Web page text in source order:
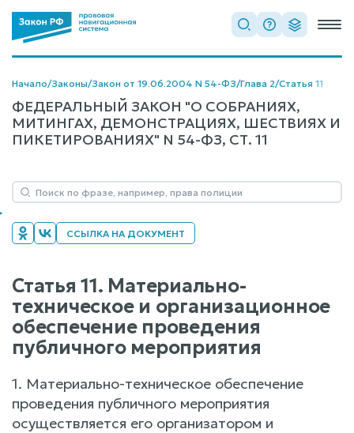
Начало/Законы/Закон от 19.06.2004 N 54-ФЗ/Глава 2/Статья 11
ФЕДЕРАЛЬНЫЙ ЗАКОН "О СОБРАНИЯХ,
МИТИНГАХ, ДЕМОНСТРАЦИЯХ, ШЕСТВИЯХ И
ПИКЕТИРОВАНИЯХ" N 54-ФЗ, СТ. 11
ССЫЛКА НА ДОКУМЕНТ
Статья 11. Материально-
техническое и организационное
обеспечение проведения
публичного мероприятия
1. Материально-техническое обеспечение
проведения публичного мероприятия
осуществляется его организатором и